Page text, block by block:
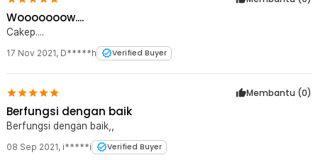
Wooooooow....
Cakep....
17 Nov 2021, D*****h Verified Buyer
Membantu (0)
Berfungsi dengan baik
Berfungsi dengan baik,,
08 Sep 2021, i*****i Verified Buyer